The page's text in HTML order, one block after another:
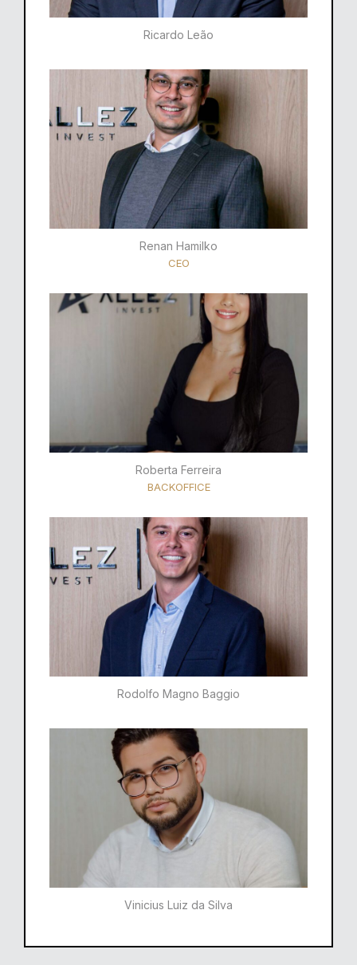
Ricardo Leão​
Renan Hamilko​
CEO
Roberta Ferreira
BACKOFFICE
Rodolfo Magno Baggio​​
Vinicius Luiz da Silva